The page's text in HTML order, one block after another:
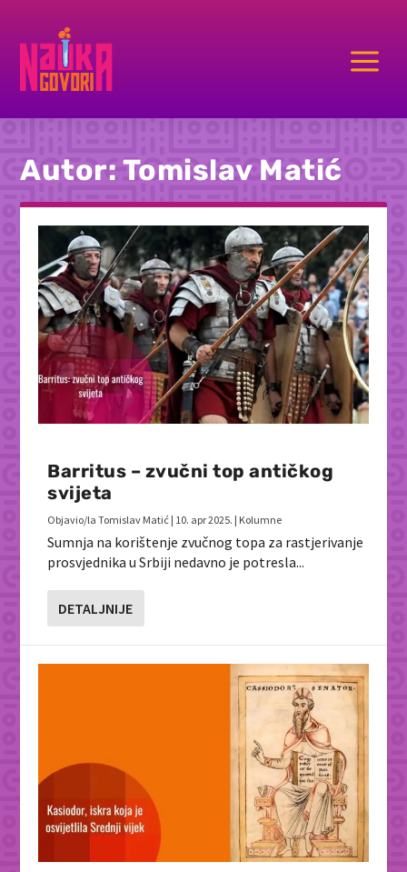
a
Autor: Tomislav Matić
Barritus – zvučni top antičkog
svijeta
Objavio/laTomislav Matić | 10. apr 2025. | Kolumne
Sumnja na korištenje zvučnog topa za rastjerivanje
prosvjednika u Srbiji nedavno je potresla...
DETALJNIJE